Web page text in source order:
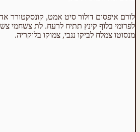
לורם איפסום דולור סיט אמט, קונסקטורר
לפרומי בלוף קינץ תתיח לרעח. לת צשחמי
מנסוטו צמלח לביקו ננבי, צמוקו בלוקריה.